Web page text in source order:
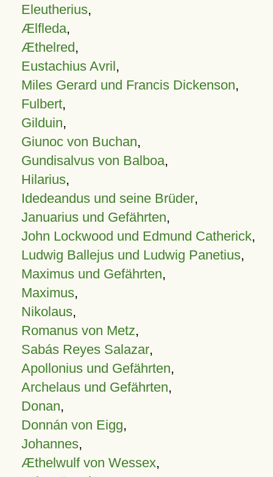
Eleutherius,
Ælfleda,
Æthelred,
Eustachius Avril,
Miles Gerard und Francis Dickenson,
Fulbert,
Gilduin,
Giunoc von Buchan,
Gundisalvus von Balboa,
Hilarius,
Idedeandus und seine Brüder,
Januarius und Gefährten,
John Lockwood und Edmund Catherick,
Ludwig Ballejus und Ludwig Panetius,
Maximus und Gefährten,
Maximus,
Nikolaus,
Romanus von Metz,
Sabás Reyes Salazar,
Apollonius und Gefährten,
Archelaus und Gefährten,
Donan,
Donnán von Eigg,
Johannes,
Æthelwulf von Wessex,